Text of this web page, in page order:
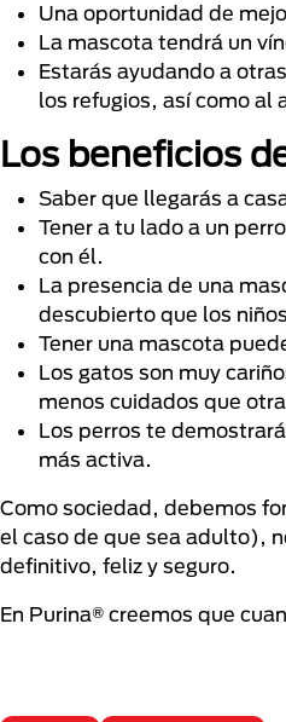
Una oportunidad de
La mascota tendrá un
Estarás ayudando a
los refugios, así como al
Los beneficios
Saber que llegarás a
Tener a tu lado a un
con él.
La presencia de una
descubierto que los
Tener una mascota
Los gatos son muy
menos cuidados que
Los perros te
más activa.
Como sociedad, debemos
el caso de que sea adulto),
definitivo, feliz y seguro.
En Purina® creemos que